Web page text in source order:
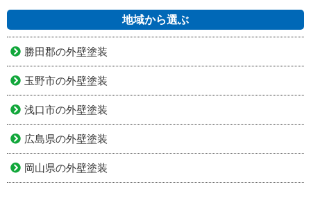
地域から選ぶ
勝田郡の外壁塗装
玉野市の外壁塗装
浅口市の外壁塗装
広島県の外壁塗装
岡山県の外壁塗装